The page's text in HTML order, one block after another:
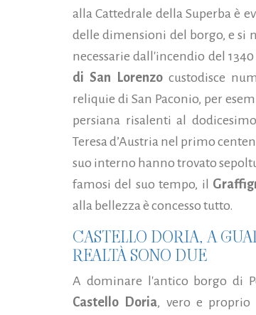
alla Cattedrale della Superba è
delle dimensioni del borgo, e si
necessarie dall'incendio del
di San Lorenzo custodisce
reliquie di San Paconio, per
persiana risalenti al
Teresa d’Austria nel primo
suo interno hanno trovato
famosi del suo tempo, il
alla bellezza è concesso tutto.
CASTELLO DORIA, A
REALTÀ SONO DUE
A dominare l'antico borgo di
Castello Doria, vero e proprio